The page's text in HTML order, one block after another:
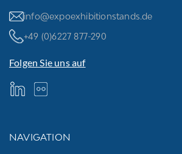
info@expoexhibitionstands.de
+49 (0)6227 877-290
Folgen Sie uns auf
NAVIGATION